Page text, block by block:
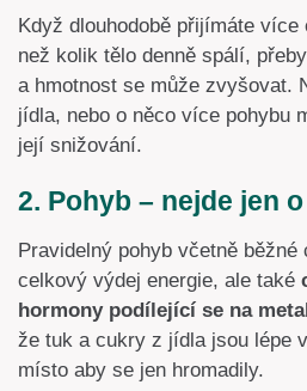
Když dlouhodobě přijímáte více
než kolik tělo denně spálí,
a hmotnost se může zvyšovat.
jídla, nebo o něco více pohybu
její snižování.
2. Pohyb – nejde jen
Pravidelný pohyb včetně
celkový výdej energie, ale také
hormony podílející se na
že tuk a cukry z jídla jsou lépe
místo aby se jen hromadily.